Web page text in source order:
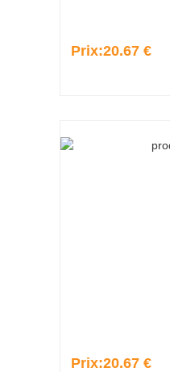
Prix:20.67 €
Prix:20.67 €